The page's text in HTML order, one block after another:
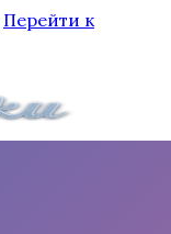
Перейти к